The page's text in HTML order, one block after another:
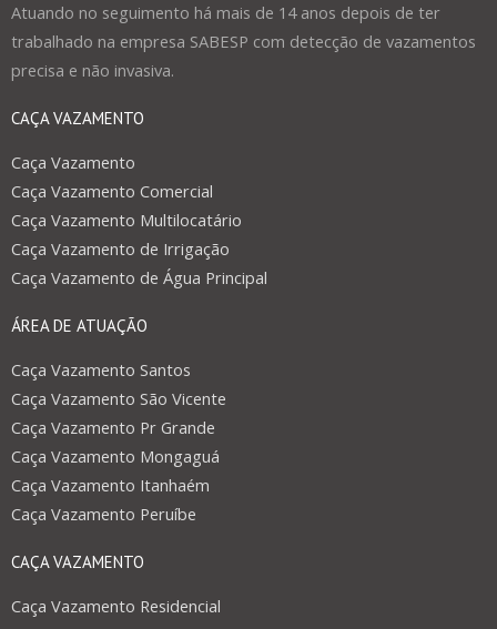
Atuando no seguimento há mais de 14 anos depois de ter
trabalhado na empresa SABESP com detecção de vazamentos
precisa e não invasiva.
CAÇA VAZAMENTO
Caça Vazamento
Caça Vazamento Comercial
Caça Vazamento Multilocatário
Caça Vazamento de Irrigação
Caça Vazamento de Água Principal
ÁREA DE ATUAÇÃO
Caça Vazamento Santos
Caça Vazamento São Vicente
Caça Vazamento Pr Grande
Caça Vazamento Mongaguá
Caça Vazamento Itanhaém
Caça Vazamento Peruíbe
CAÇA VAZAMENTO
Caça Vazamento Residencial